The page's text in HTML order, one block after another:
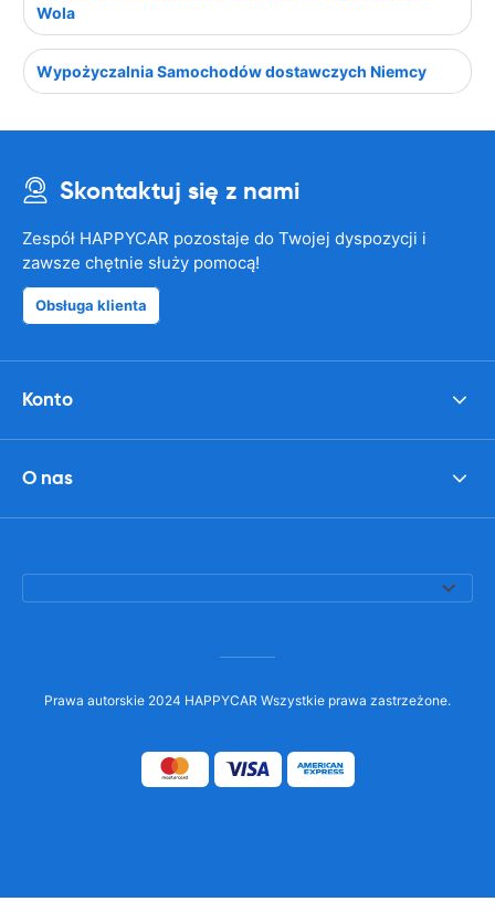
Wola
Wypożyczalnia Samochodów dostawczych Niemcy
Skontaktuj się z nami
Zespół HAPPYCAR pozostaje do Twojej dyspozycji i
zawsze chętnie służy pomocą!
Obsługa klienta
Konto
O nas
Prawa autorskie 2024 HAPPYCAR Wszystkie prawa zastrzeżone.